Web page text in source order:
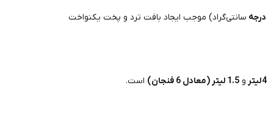
درجه سانتی‌گراد) موجب ایجاد بافت ترد و پخت یکنواخت
4لیتر و 1.5 لیتر (معادل 6 فنجان)
است.